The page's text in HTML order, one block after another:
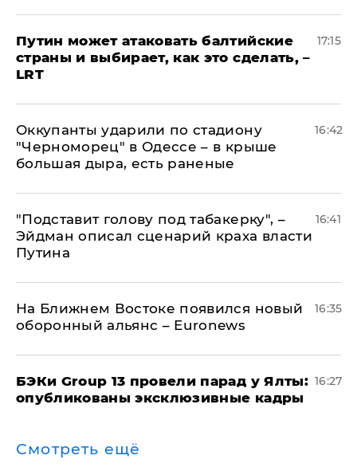
Путин может атаковать балтийские
страны и выбирает, как это сделать, –
LRT
17:15
Оккупанты ударили по стадиону
"Черноморец" в Одессе – в крыше
большая дыра, есть раненые
16:42
​"Подставит голову под табакерку", –
Эйдман описал сценарий краха власти
Путина
16:41
На Ближнем Востоке появился новый
оборонный альянс – Euronews
16:35
​БЭКи Group 13 провели парад у Ялты:
опубликованы эксклюзивные кадры
16:27
Смотреть ещё